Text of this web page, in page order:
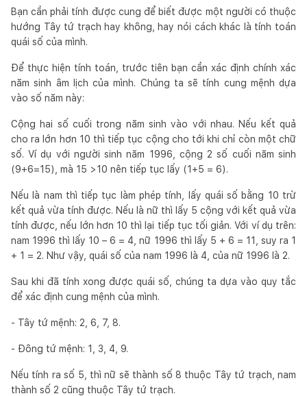
Bạn cần phải tính được cung để biết được một người có thuộc
hướng Tây tứ trạch hay không, hay nói cách khác là tính toán
quái số của mình.
Để thực hiện tính toán, trước tiên bạn cần xác định chính xác
năm sinh âm lịch của mình. Chúng ta sẽ tính cung mệnh dựa
vào số năm này:
Cộng hai số cuối trong năm sinh vào với nhau. Nếu kết quả
cho ra lớn hơn 10 thì tiếp tục cộng cho tới khi chỉ còn một chữ
số. Ví dụ với người sinh năm 1996, cộng 2 số cuối năm sinh
(9+6=15), mà 15 >10 nên tiếp tục lấy (1+5 = 6).
Nếu là nam thì tiếp tục làm phép tính, lấy quái số bằng 10 trừ
kết quả vừa tính được. Nếu là nữ thì lấy 5 cộng với kết quả vừa
tính được, nếu lớn hơn 10 thì lại tiếp tục tối giản. Với ví dụ trên:
nam 1996 thì lấy 10 – 6 = 4, nữ 1996 thì lấy 5 + 6 = 11, suy ra 1
+ 1 = 2. Như vậy, quái số của nam 1996 là 4, của nữ 1996 là 2.
Sau khi đã tính xong được quái số, chúng ta dựa vào quy tắc
để xác định cung mệnh của mình.
- Tây tứ mệnh: 2, 6, 7, 8.
- Đông tứ mệnh: 1, 3, 4, 9.
Nếu tính ra số 5, thì nữ sẽ thành số 8 thuộc Tây tứ trạch, nam
thành số 2 cũng thuộc Tây tứ trạch.